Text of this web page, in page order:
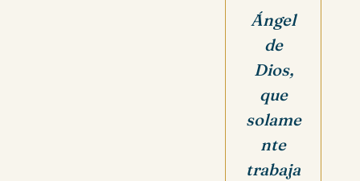
Ángel
de
Dios,
que
solame
nte
trabaja